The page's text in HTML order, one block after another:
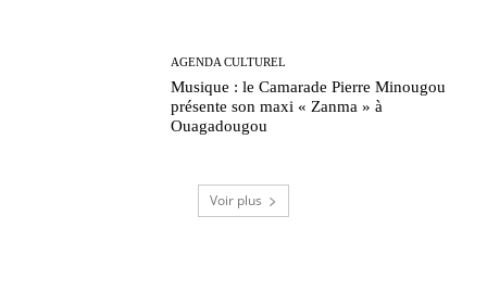
AGENDA CULTUREL
Musique : le Camarade Pierre Minougou
présente son maxi « Zanma » à
Ouagadougou
Voir plus